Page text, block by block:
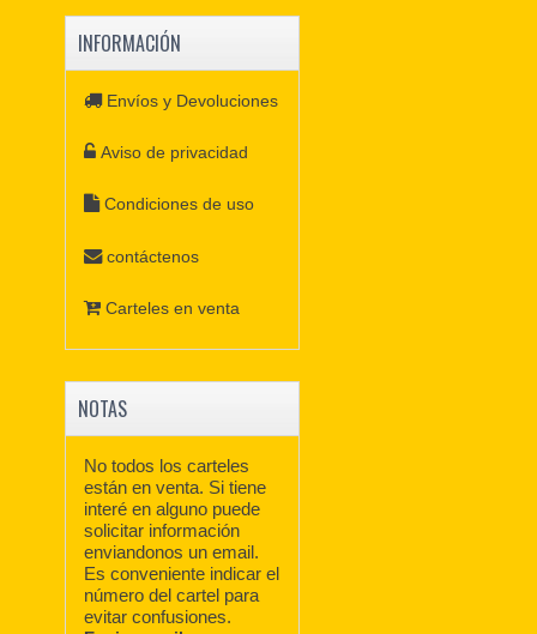
INFORMACIÓN
Envíos y Devoluciones
Aviso de privacidad
Condiciones de uso
contáctenos
Carteles en venta
NOTAS
No todos los carteles
están en venta. Si tiene
interé en alguno puede
solicitar información
enviandonos un email.
Es conveniente indicar el
número del cartel para
evitar confusiones.